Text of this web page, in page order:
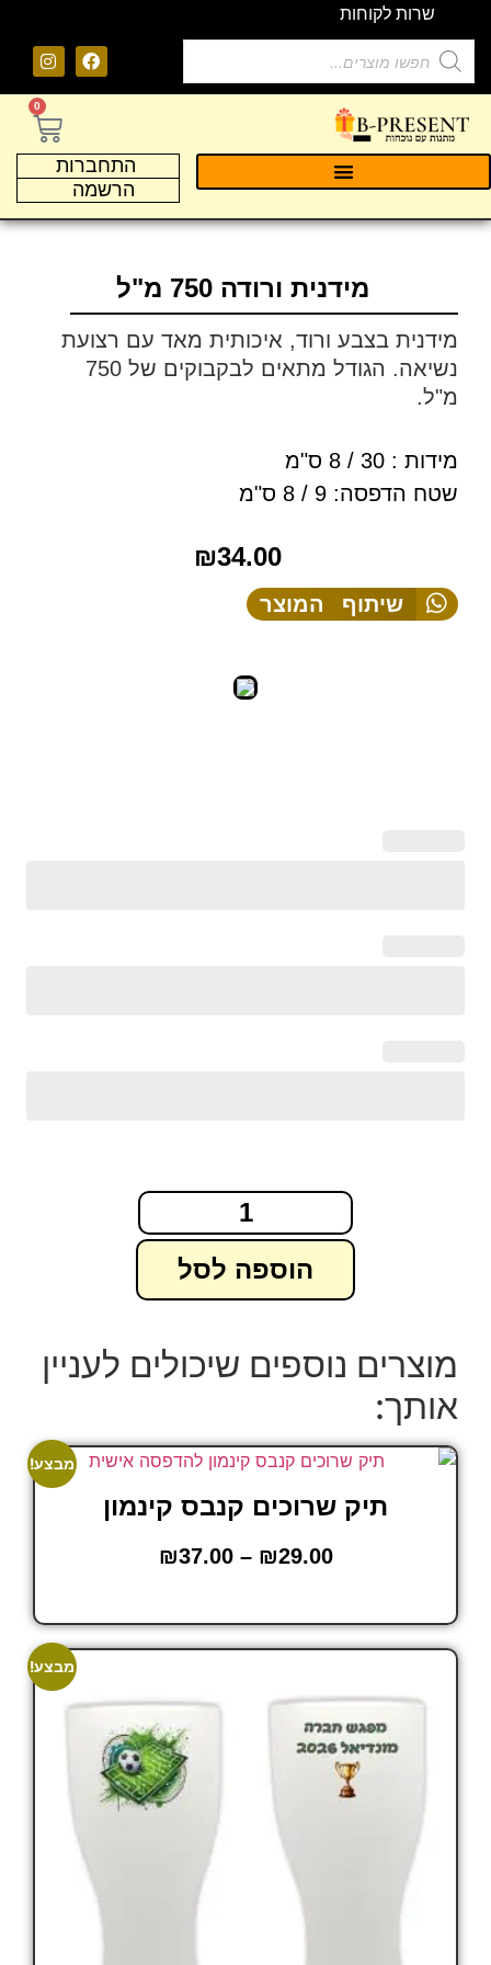
שרות לקוחות
התחברות
הרשמה
0
מידנית ורודה 750 מ"ל
מידנית בצבע ורוד, איכותית מאד עם רצועת
נשיאה. הגודל מתאים לבקבוקים של 750
מ"ל.
מידות : 30 / 8 ס"מ
שטח הדפסה: 9 / 8 ס"מ
₪34.00
שיתוף המוצר
הוספה לסל
מוצרים נוספים שיכולים לעניין
אותך:
מבצע!
תיק שרוכים קנבס קינמון
₪29.00
–
₪37.00
מבצע!